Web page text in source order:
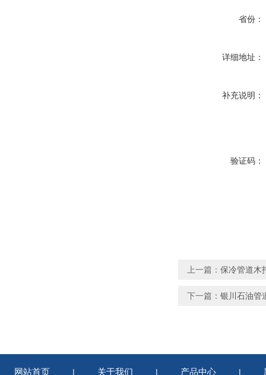
省份：
详细地址：
补充说明：
验证码：
上一篇： 保冷管道木
下一篇： 银川石油管
网站首页 | 关于我们 | 产品中心 |